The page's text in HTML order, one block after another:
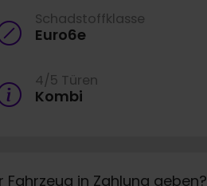
Schadstoffklasse
Euro6e
4/5 Türen
Kombi
Fahrzeug in Zahlung geben?